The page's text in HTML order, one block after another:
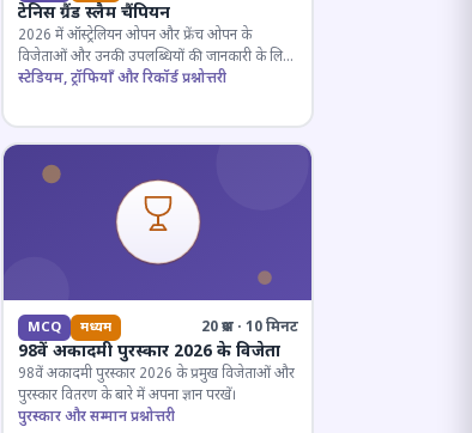
टेनिस ग्रैंड स्लैम चैंपियन
2026 में ऑस्ट्रेलियन ओपन और फ्रेंच ओपन के
विजेताओं और उनकी उपलब्धियों की जानकारी के लिए
क्विज़।
स्टेडियम, ट्रॉफियाँ और रिकॉर्ड प्रश्नोत्तरी
MCQ मध्यम 20 प्रश्न · 10 मिनट
98वें अकादमी पुरस्कार 2026 के विजेता
98वें अकादमी पुरस्कार 2026 के प्रमुख विजेताओं और
पुरस्कार वितरण के बारे में अपना ज्ञान परखें।
पुरस्कार और सम्मान प्रश्नोत्तरी